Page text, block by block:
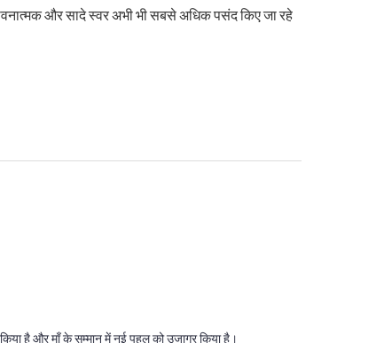
और सादे स्वर अभी भी सबसे अधिक पसंद किए जा रहे
है और माँ के सम्मान में नई पहल को उजागर किया है।